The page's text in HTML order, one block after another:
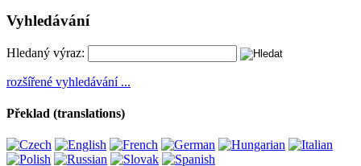
Vyhledávání
Hledaný výraz:
rozšířené vyhledávání ...
Překlad (translations)